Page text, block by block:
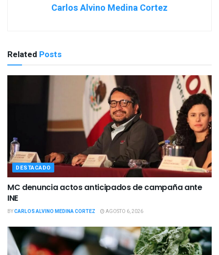
Carlos Alvino Medina Cortez
Related Posts
DESTACADO
MC denuncia actos anticipados de campaña ante
INE
BYCARLOS ALVINO MEDINA CORTEZ AGOSTO 6, 2026